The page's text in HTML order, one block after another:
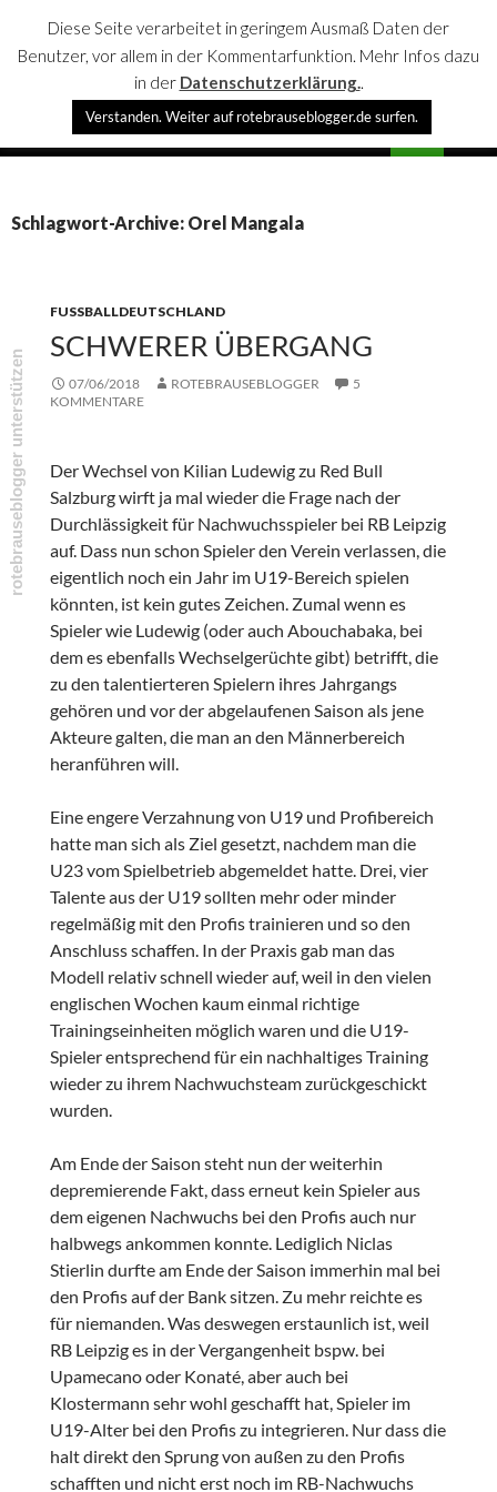
rotebrauseblogger
SPRINGE
Schlagwort-Archive: Orel Mangala
FUSSBALLDEUTSCHLAND
SCHWERER ÜBERGANG
07/06/2018 ROTEBRAUSEBLOGGER
5
KOMMENTARE
Der Wechsel von Kilian Ludewig zu Red Bull
Salzburg wirft ja mal wieder die Frage nach der
Durchlässigkeit für Nachwuchsspieler bei RB Leipzig
auf. Dass nun schon Spieler den Verein verlassen, die
eigentlich noch ein Jahr im U19-Bereich spielen
könnten, ist kein gutes Zeichen. Zumal wenn es
Spieler wie Ludewig (oder auch Abouchabaka, bei
dem es ebenfalls Wechselgerüchte gibt) betrifft, die
zu den talentierteren Spielern ihres Jahrgangs
gehören und vor der abgelaufenen Saison als jene
Akteure galten, die man an den Männerbereich
heranführen will.
Eine engere Verzahnung von U19 und Profibereich
hatte man sich als Ziel gesetzt, nachdem man die
U23 vom Spielbetrieb abgemeldet hatte. Drei, vier
Talente aus der U19 sollten mehr oder minder
regelmäßig mit den Profis trainieren und so den
Anschluss schaffen. In der Praxis gab man das
Modell relativ schnell wieder auf, weil in den vielen
englischen Wochen kaum einmal richtige
Trainingseinheiten möglich waren und die U19-
Spieler entsprechend für ein nachhaltiges Training
wieder zu ihrem Nachwuchsteam zurückgeschickt
wurden.
Am Ende der Saison steht nun der weiterhin
depremierende Fakt, dass erneut kein Spieler aus
dem eigenen Nachwuchs bei den Profis auch nur
halbwegs ankommen konnte. Lediglich Niclas
Stierlin durfte am Ende der Saison immerhin mal bei
den Profis auf der Bank sitzen. Zu mehr reichte es
für niemanden. Was deswegen erstaunlich ist, weil
RB Leipzig es in der Vergangenheit bspw. bei
Upamecano oder Konaté, aber auch bei
Klostermann sehr wohl geschafft hat, Spieler im
U19-Alter bei den Profis zu integrieren. Nur dass die
halt direkt den Sprung von außen zu den Profis
schafften und nicht erst noch im RB-Nachwuchs
Diese Seite verarbeitet in geringem Ausmaß Daten der
Benutzer, vor allem in der Kommentarfunktion. Mehr Infos dazu
in der Datenschutzerklärung..
Verstanden. Weiter auf rotebrauseblogger.de surfen.
rotebrauseblogger unterstützen